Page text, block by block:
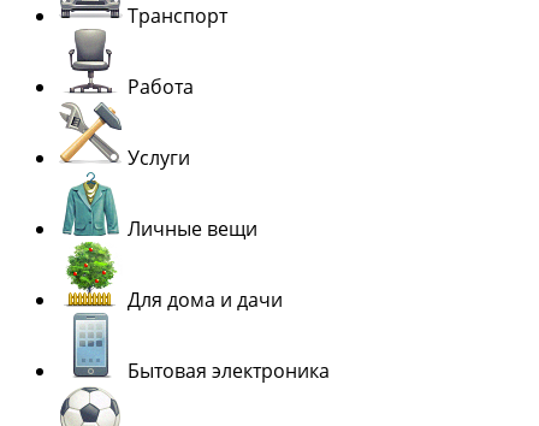
Транспорт
Работа
Услуги
Личные вещи
Для дома и дачи
Бытовая электроника